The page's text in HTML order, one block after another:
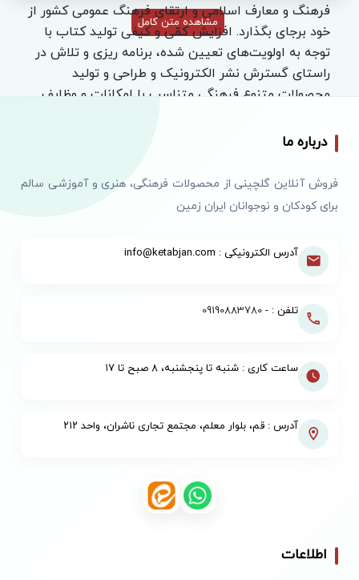
فرهنگ و معارف اسلامی و ارتقای فرهنگ عمومی کشور از
خود برجای بگذارد. افزایش کمّی و کیفی تولید کتاب با
توجه به اولویت‌های تعیین شده، برنامه ریزی و تلاش در
راستای گسترش نشر الکترونیک و طراحی و تولید
محصولات متنوع فرهنگی متناسب با امکانات و وظایف
موسسه را تشکیل می‌دهد.
کتاب سال جمهوری اسلامی ایران، جشنواره های علمی و
دانشگاهی، کتاب فصل، انتخاب کتاب برتر خراسان
رتبه‌های برتر را به خود اختصاص داده است
انتشارات آستان قدس رضوی به عنوان بزرگترین ناشر
شرق کشور با بیش از سه دهه فعالیت ،دارای فروشگاه
های کتاب و محصولات فرهنگی در مشهد ،تهران و سایر
مشاهده متن کامل
درباره ما
فروش آنلاین گلچینی از محصولات فرهنگی، هنری و آموزشی سالم
برای کودکان و نوجوانان ایران زمین
آدرس الکترونیکی : info@ketabjan.com
تلفن : -09190883780
ساعت کاری : شنبه تا پنجشنبه، ۸ صبح تا ۱۷
آدرس : قم، بلوار معلم، مجتمع تجاری ناشران، واحد ۲۱۲
اطلاعات